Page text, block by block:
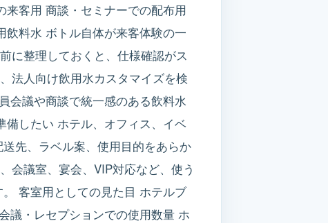
客用 商談・セミナーでの配布用
料水 ボトル自体が来客体験の一
に整理しておくと、仕様確認がス
法人向け飲用水カスタマイズを検
会議や商談で統一感のある飲料水
備したい ホテル、オフィス、イベ
先、ラベル案、使用目的をあらか
会議室、宴会、VIP対応など、使う
客室用としての見た目 ホテルブ
議・レセプションでの使用数量 ホ